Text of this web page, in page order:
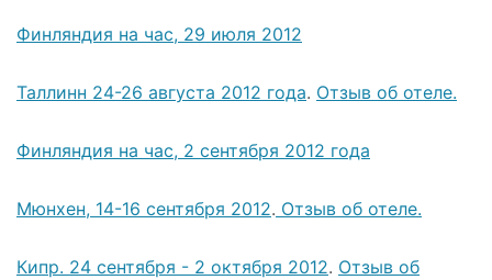
Финляндия на час, 29 июля 2012
Таллинн 24-26 августа 2012 года. Отзыв об отеле.
Финляндия на час, 2 сентября 2012 года
Мюнхен, 14-16 сентября 2012. Отзыв об отеле.
Кипр. 24 сентября - 2 октября 2012. Отзыв об